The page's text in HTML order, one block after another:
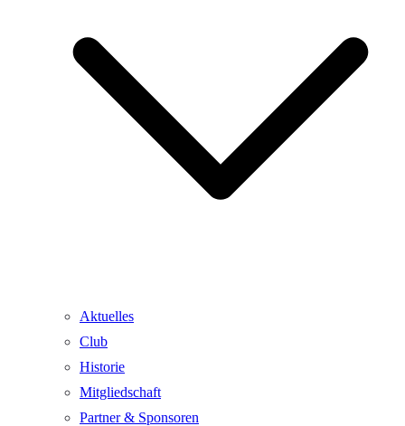
Aktuelles
Club
Historie
Mitgliedschaft
Partner & Sponsoren